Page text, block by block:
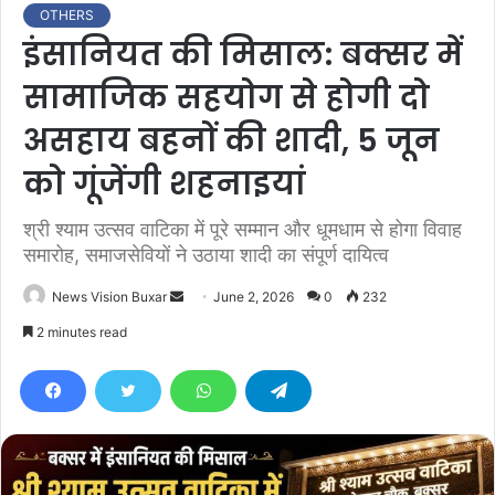
OTHERS
इंसानियत की मिसाल: बक्सर में
सामाजिक सहयोग से होगी दो
असहाय बहनों की शादी, 5 जून
को गूंजेंगी शहनाइयां
श्री श्याम उत्सव वाटिका में पूरे सम्मान और धूमधाम से होगा विवाह
समारोह, समाजसेवियों ने उठाया शादी का संपूर्ण दायित्व
News Vision Buxar
d
e
m
June 2, 2026 0 232
2 minutes read